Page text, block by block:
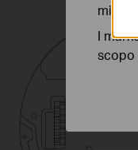
I
scopo